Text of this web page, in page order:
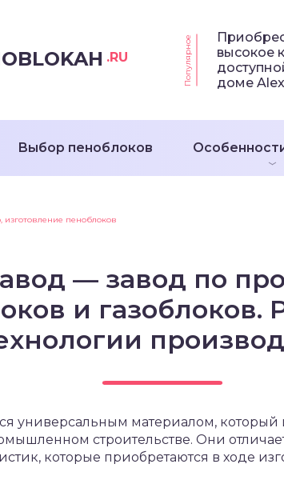
.RU Популярное
высокое
доме
Выбор пеноблоков
изготовление пеноблоков
— завод по
и газоблоков.
универсальным материалом, который
строительстве. Они
которые приобретаются в ходе